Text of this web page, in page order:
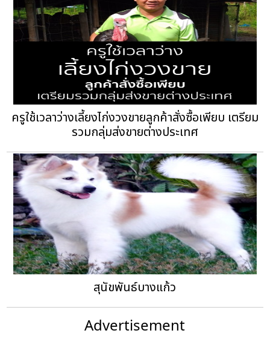
ครูใช้เวลาว่างเลี้ยงไก่งวงขายลูกค้าสั่งซื้อเพียบ เตรียม
รวมกลุ่มส่งขายต่างประเทศ
สุนัขพันธ์บางแก้ว
Advertisement